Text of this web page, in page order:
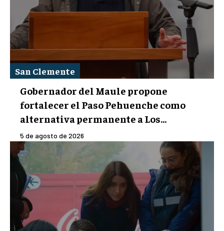
San Clemente
Gobernador del Maule propone
fortalecer el Paso Pehuenche como
alternativa permanente a Los...
5 de agosto de 2026